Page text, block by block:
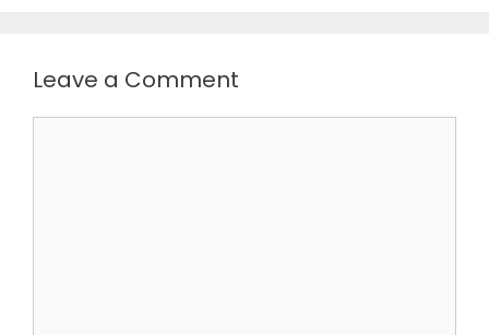
Leave a Comment